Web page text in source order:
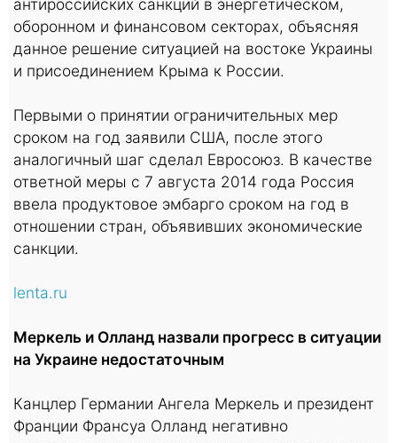
оборонном и финансовом секторах, объясняя
данное решение ситуацией на востоке Украины
и присоединением Крыма к России.
Первыми о принятии ограничительных мер
сроком на год заявили США, после этого
аналогичный шаг сделал Евросоюз. В качестве
ответной меры с 7 августа 2014 года Россия
ввела продуктовое эмбарго сроком на год в
отношении стран, объявивших экономические
санкции.
lenta.ru
Меркель и Олланд назвали прогресс в ситуации
на Украине недостаточным
Канцлер Германии Ангела Меркель и президент
Франции Франсуа Олланд негативно